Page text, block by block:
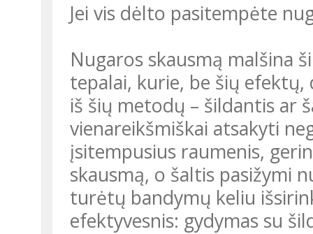
Jei vis dėlto pasitempėte
Nugaros skausmą malšina
tepalai, kurie, be šių
iš šių metodų – šildantis ar
vienareikšmiškai atsakyti
įsitempusius raumenis,
skausmą, o šaltis pasižymi
turėtų bandymų keliu
efektyvesnis: gydymas su